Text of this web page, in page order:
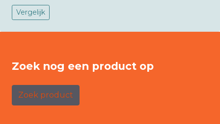
Vergelijk
Zoek nog een product op
Zoek product